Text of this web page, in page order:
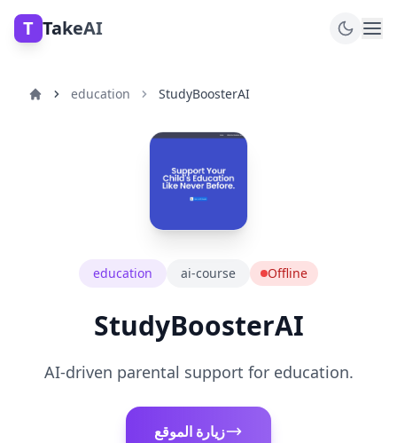
T TakeAI
education StudyBoosterAI
education ai-course Offline
StudyBoosterAI
AI-driven parental support for education.
زيارة الموقع